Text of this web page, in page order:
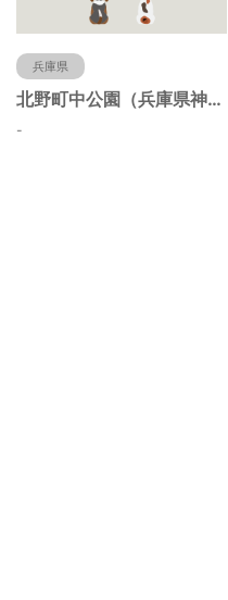
兵庫県
北野町中公園（兵庫県神戸市）
-